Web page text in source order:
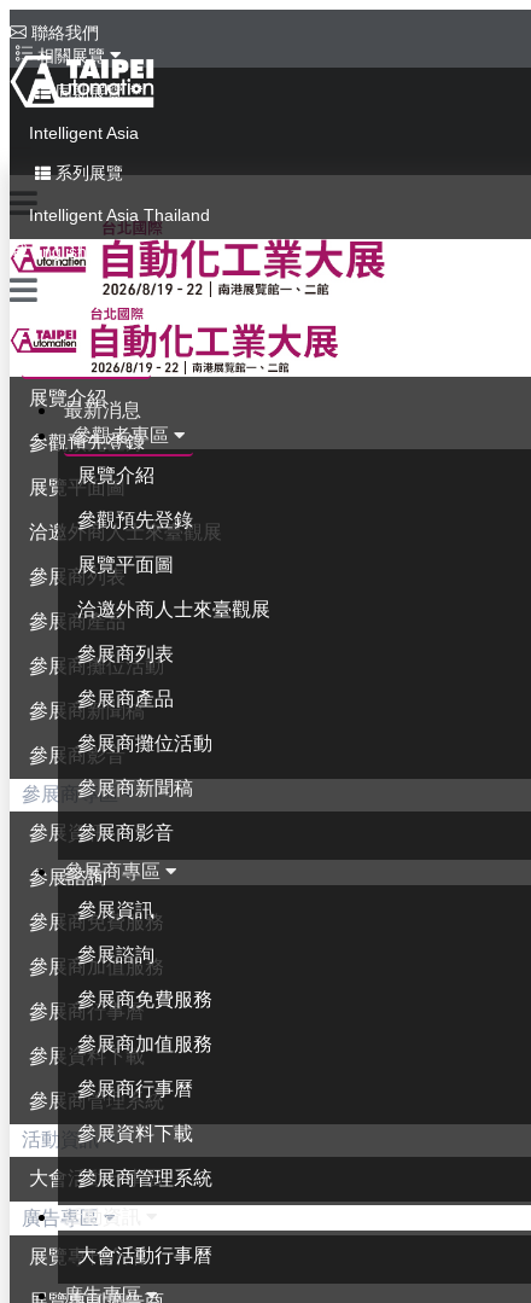
聯絡我們
相關展覽
同期展覽
Intelligent Asia
系列展覽
Intelligent Asia Thailand
English
最新消息
參觀者專區
展覽介紹
參觀預先登錄
展覽平面圖
洽邀外商人士來臺觀展
參展商列表
參展商產品
參展商攤位活動
參展商新聞稿
參展商影音
參展商專區
參展資訊
參展諮詢
參展商免費服務
參展商加值服務
參展商行事曆
參展資料下載
參展商管理系統
活動資訊
大會活動行事曆
廣告專區
最新消息
參觀者專區
展覽介紹
參觀預先登錄
展覽平面圖
洽邀外商人士來臺觀展
參展商列表
參展商產品
參展商攤位活動
參展商新聞稿
參展商影音
參展商專區
參展資訊
參展諮詢
參展商免費服務
參展商加值服務
參展商行事曆
參展資料下載
參展商管理系統
活動資訊
大會活動行事曆
廣告專區
展覽專刊介紹